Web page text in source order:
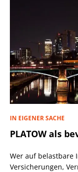
IN EIGENER SACHE
PLATOW als
Wer auf belastbare
Versicherungen,